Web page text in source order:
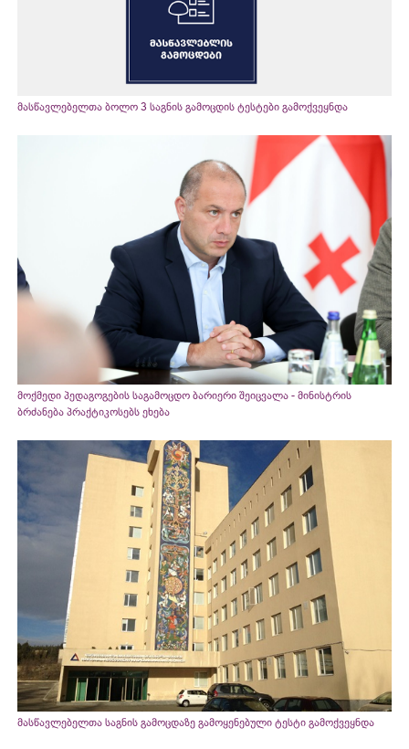
მასწავლებელთა ბოლო 3 საგნის გამოცდის ტესტები გამოქვეყნდა
მოქმედი პედაგოგების საგამოცდო ბარიერი შეიცვალა - მინისტრის
ბრძანება პრაქტიკოსებს ეხება
მასწავლებელთა საგნის გამოცდაზე გამოყენებული ტესტი გამოქვეყნდა